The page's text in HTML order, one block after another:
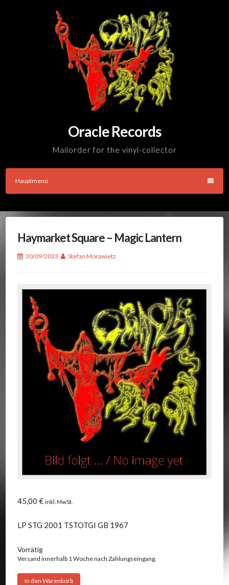
Oracle Records
Mailorder for the vinyl-collector
Hauptmenü
Haymarket Square – Magic Lantern
30/09/2023 Stefan Morawietz
45,00 € inkl. MwSt.
LP STG 2001 TSTOTGI GB 1967
Vorrätig
Versand innerhalb 1 Woche nach Zahlungseingang.
Haymarket
In den Warenkorb